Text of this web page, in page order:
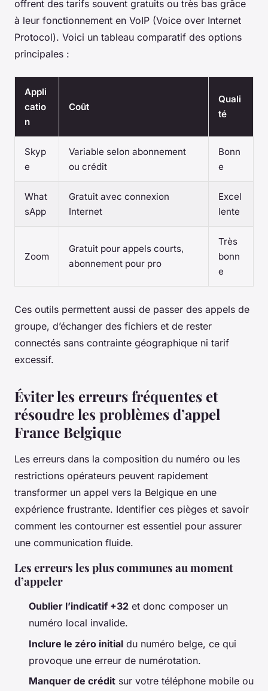
offrent des tarifs souvent gratuits ou très bas grâce
à leur fonctionnement en VoIP (Voice over Internet
Protocol). Voici un tableau comparatif des options
principales :
Appli
catio
n
Coût
Quali
té
Skyp
e
Variable selon abonnement
ou crédit
Bonn
e
What
sApp
Gratuit avec connexion
Internet
Excel
lente
Zoom
Gratuit pour appels courts,
abonnement pour pro
Très
bonn
e
Ces outils permettent aussi de passer des appels de
groupe, d’échanger des fichiers et de rester
connectés sans contrainte géographique ni tarif
excessif.
Éviter les erreurs fréquentes et
résoudre les problèmes d’appel
France Belgique
Les erreurs dans la composition du numéro ou les
restrictions opérateurs peuvent rapidement
transformer un appel vers la Belgique en une
expérience frustrante. Identifier ces pièges et savoir
comment les contourner est essentiel pour assurer
une communication fluide.
Les erreurs les plus communes au moment
d’appeler
Oublier l’indicatif +32 et donc composer un
numéro local invalide.
Inclure le zéro initial du numéro belge, ce qui
provoque une erreur de numérotation.
Manquer de crédit sur votre téléphone mobile ou